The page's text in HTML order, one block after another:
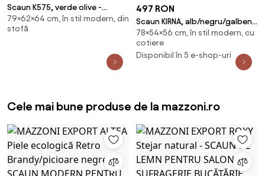
Scaun K575, verde olive -
Cremona 38, stofa
catifelata/otel, 62x64x79
79×62×64 cm, în stil modern, din
stofă
497 RON
Scaun KIRNA, alb/negru/galben,
stofa clasica/piele ecologica,
54x56x78
78×54×56 cm, în stil modern, cu
cotiere
Disponibil în 5 e-shop-uri
Cele mai bune produse de la mazzoni.ro